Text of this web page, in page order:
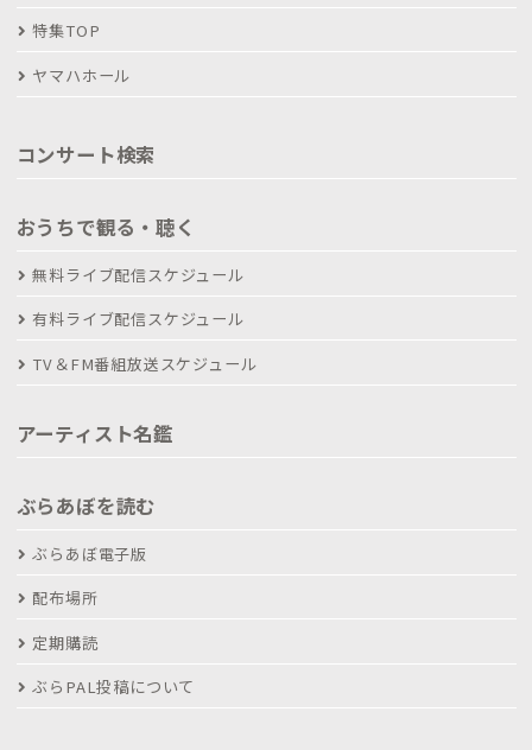
特集TOP
ヤマハホール
コンサート検索
おうちで観る・聴く
無料ライブ配信スケジュール
有料ライブ配信スケジュール
TV＆FM番組放送スケジュール
アーティスト名鑑
ぶらあぼを読む
ぶらあぼ電子版
配布場所
定期購読
ぶらPAL投稿について